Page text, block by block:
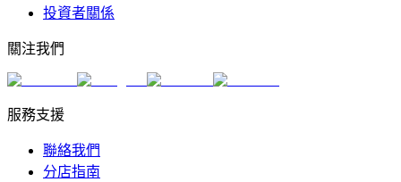
投資者關係
關注我們
服務支援
聯絡我們
分店指南